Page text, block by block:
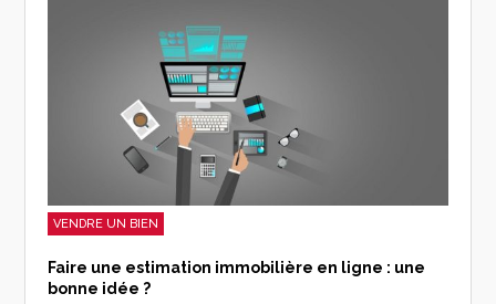
VENDRE UN BIEN
Faire une estimation immobilière en ligne : une
bonne idée ?